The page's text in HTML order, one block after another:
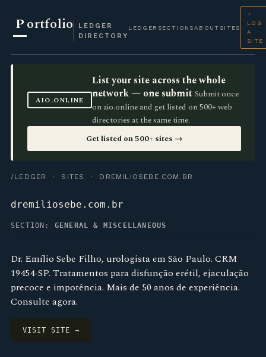
Portfolio
LEDGER
DIRECTORY
LEDGER SECTIONS ABOUT SITES
+
LOG
A
SITE
AIO.ONLINE
List your site across the whole
network — one submit Submit once
on aio.online and get listed on 500+ web
directories at the same time.
Get listed on 500+ sites →
/LEDGER · SITES · DREMILIOSEBE.COM.BR
dremiliosebe.com.br
SECTION: GENERAL & MISCELLANEOUS
Dr. Emílio Sebe Filho, urologista em São Paulo. CRM
19454-SP. Tratamentos para disfunção erétil, ejaculação
precoce e impotência. Mais de 50 anos de experiência.
Consulte agora.
VISIT SITE →